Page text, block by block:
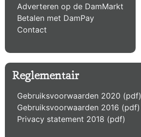
Adverteren op de DamMarkt
Betalen met DamPay
Contact
Reglementair
Gebruiksvoorwaarden 2020 (pdf)
Gebruiksvoorwaarden 2016 (pdf)
Privacy statement 2018 (pdf)